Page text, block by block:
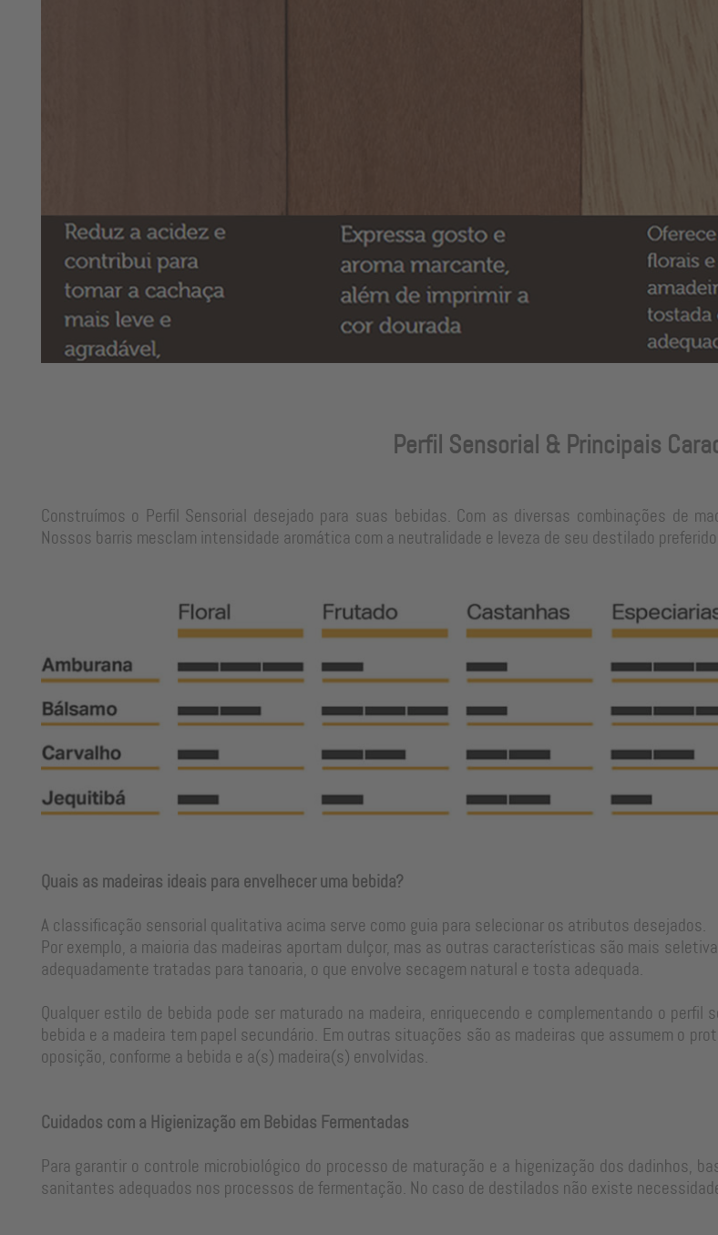
Perfil Sensorial & Principais
Construímos o Perfil Sensorial desejado para suas bebidas. Com as diversas combinações de
Nossos barris mesclam intensidade aromática com a neutralidade e leveza de seu destilado
Quais as madeiras ideais para envelhecer uma bebida?
A classificação sensorial qualitativa acima serve como guia para selecionar os atributos desejados.
Por exemplo, a maioria das madeiras aportam dulçor, mas as outras características são mais
adequadamente tratadas para tanoaria, o que envolve secagem natural e tosta adequada.
Qualquer estilo de bebida pode ser maturado na madeira, enriquecendo e complementando o
bebida e a madeira tem papel secundário. Em outras situações são as madeiras que assumem o
oposição, conforme a bebida e a(s) madeira(s) envolvidas.
Cuidados com a Higienização em Bebidas Fermentadas
Para garantir o controle microbiológico do processo de maturação e a higenização dos dadinhos,
sanitantes adequados nos processos de fermentação. No caso de destilados não existe